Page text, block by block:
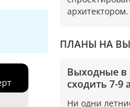
архитектором.
ПЛАНЫ НА
Выходные в
сходить 7-9
Ни одни